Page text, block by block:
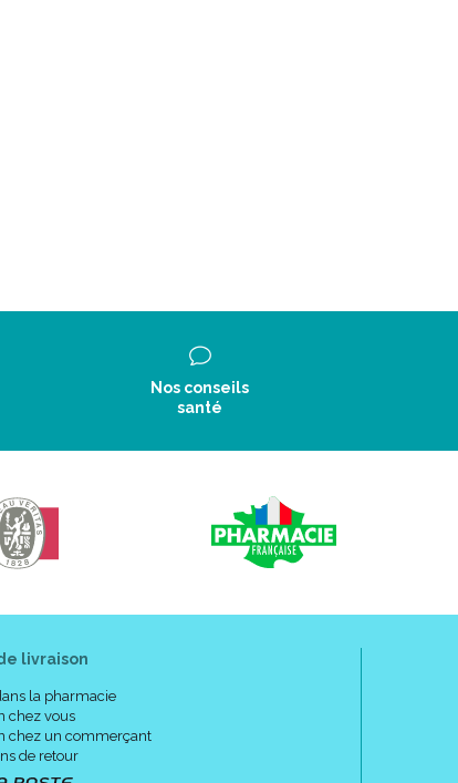
Nos conseils
santé
livraison
la pharmacie
chez vous
chez un commerçant
de retour